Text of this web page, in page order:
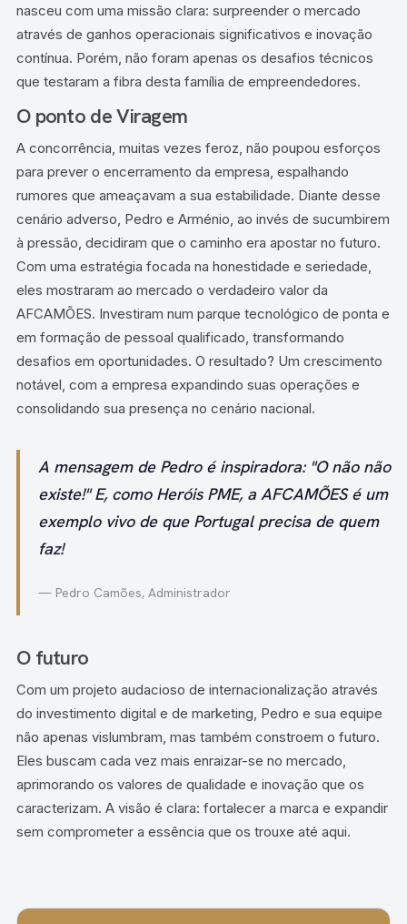
nasceu com uma missão clara: surpreender o mercado
através de ganhos operacionais significativos e inovação
contínua. Porém, não foram apenas os desafios técnicos
que testaram a fibra desta família de empreendedores.
O ponto de Viragem
A concorrência, muitas vezes feroz, não poupou esforços
para prever o encerramento da empresa, espalhando
rumores que ameaçavam a sua estabilidade. Diante desse
cenário adverso, Pedro e Arménio, ao invés de sucumbirem
à pressão, decidiram que o caminho era apostar no futuro.
Com uma estratégia focada na honestidade e seriedade,
eles mostraram ao mercado o verdadeiro valor da
AFCAMÕES. Investiram num parque tecnológico de ponta e
em formação de pessoal qualificado, transformando
desafios em oportunidades. O resultado? Um crescimento
notável, com a empresa expandindo suas operações e
consolidando sua presença no cenário nacional.
A mensagem de Pedro é inspiradora: "O não não
existe!" E, como Heróis PME, a AFCAMÕES é um
exemplo vivo de que Portugal precisa de quem
faz!
— Pedro Camões, Administrador
O futuro
Com um projeto audacioso de internacionalização através
do investimento digital e de marketing, Pedro e sua equipe
não apenas vislumbram, mas também constroem o futuro.
Eles buscam cada vez mais enraizar-se no mercado,
aprimorando os valores de qualidade e inovação que os
caracterizam. A visão é clara: fortalecer a marca e expandir
sem comprometer a essência que os trouxe até aqui.